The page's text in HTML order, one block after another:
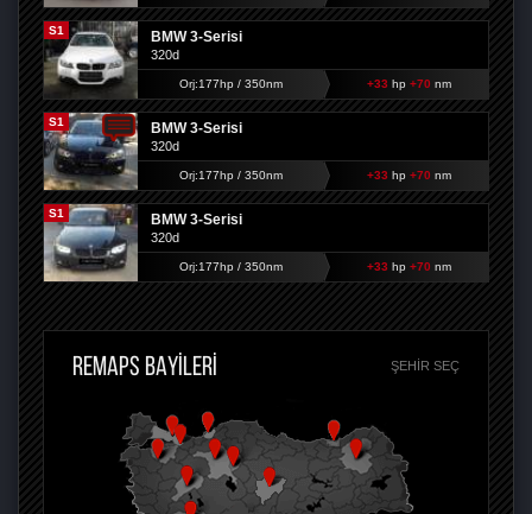
S1 BMW 3-Serisi
320d
Orj:177hp / 350nm +33 hp +70 nm
S1 BMW 3-Serisi
320d
Orj:177hp / 350nm +33 hp +70 nm
S1 BMW 3-Serisi
320d
Orj:177hp / 350nm +33 hp +70 nm
REMAPS BAYİLERİ ŞEHIR SEÇ